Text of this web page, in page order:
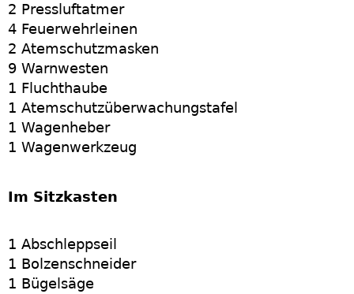
2 Pressluftatmer
4 Feuerwehrleinen
2 Atemschutzmasken
9 Warnwesten
1 Fluchthaube
1 Atemschutzüberwachungstafel
1 Wagenheber
1 Wagenwerkzeug
Im Sitzkasten
1 Abschleppseil
1 Bolzenschneider
1 Bügelsäge